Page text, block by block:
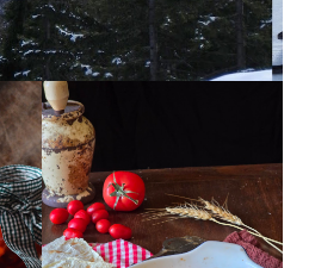
GIRANDOLE DI
RICOTTA